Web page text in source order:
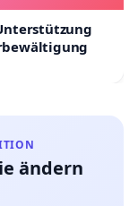
ändern